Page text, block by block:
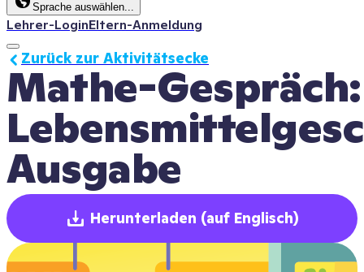
Sprache auswählen...
Lehrer-LoginEltern-Anmeldung
Mathe-Gespräch:
Ausgabe
Zurück zur Aktivitätsecke
Herunterladen (auf Englisch)